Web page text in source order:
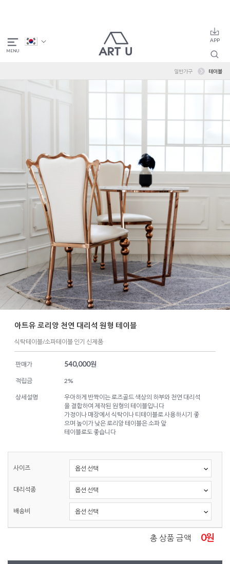
일반가구 테이블
아트유 로리앙 천연 대리석 원형 테이블
식탁테이블/소파테이블 인기 신제품
판매가 540,000원
적립금 2%
상세설명
우아하게 반짝이는 로즈골드 색상의 하부와 천연 대리석
을 결합하여 제작된 원형의 테이블입니다
가정이나 매장에서 식탁이나 티테이블로 사용하시기 좋
으며 높이가 낮은 로리앙 테이블은 소파 앞
테이블로도 좋습니다
사이즈
대리석종
배송비
총 상품 금액 0원